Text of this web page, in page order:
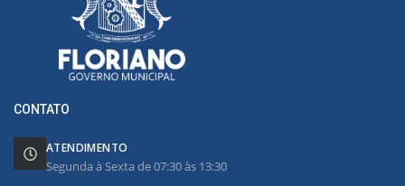
CONTATO
ATENDIMENTO
Segunda à Sexta de 07:30 às 13:30